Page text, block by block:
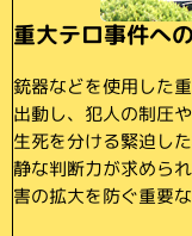
災害発生時の救出
地震や豪雨などの自
し、取り残された人
ます。二次災害が発
確な判断と行動が求
人でも多くの命を守
重大テロ事件へ
銃器などを使用した
出動し、犯人の制圧
生死を分ける緊迫し
静な判断力が求めら
害の拡大を防ぐ重要
サイバー脅威対応
重要インフラや社会
して、警備部が中心
把握や攻撃手法の分
かし、見えない脅威
ける新たな安全を守
要人警護
皇室の方や国内外の
任務です。事前の情
況に常に目を配りな
的影響の大きい任務
仕事です。
集団警備力を活
機動隊を中心とした
案、各種警戒活動に
チームワークにより
て立ち向かいます。
不法滞在者の取
不法滞在者の検挙や
を侵害する行為の取
機関と連携しながら
会の秩序と安全を守
野です。